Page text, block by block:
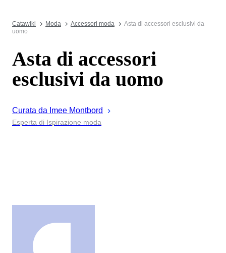
Catawiki Moda Accessori moda
Asta di accessori esclusivi da
uomo
Asta di accessori
esclusivi da uomo
Curata da Imee Montbord
Esperta di Ispirazione moda